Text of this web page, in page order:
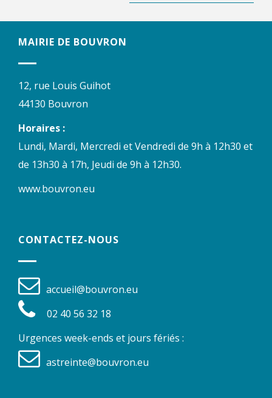
MAIRIE DE BOUVRON
12, rue Louis Guihot
44130 Bouvron
Horaires :
Lundi, Mardi, Mercredi et Vendredi de 9h à 12h30 et
de 13h30 à 17h, Jeudi de 9h à 12h30.
www.bouvron.eu
CONTACTEZ-NOUS
accueil@bouvron.eu
02 40 56 32 18
Urgences week-ends et jours fériés :
astreinte@bouvron.eu